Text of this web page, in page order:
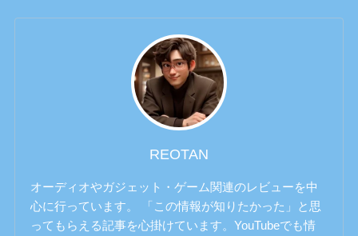
REOTAN
オーディオやガジェット・ゲーム関連のレビューを中
心に行っています。 「この情報が知りたかった」と思
ってもらえる記事を心掛けています。YouTubeでも情